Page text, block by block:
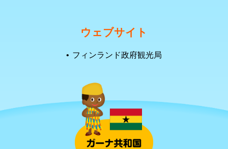
ウェブサイト
フィンランド政府観光局